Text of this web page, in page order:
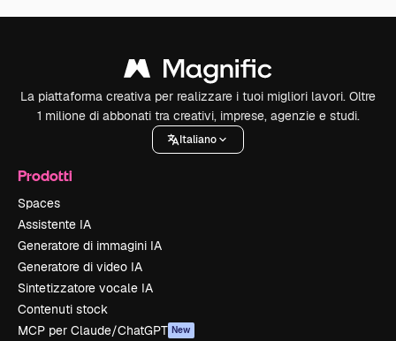
La piattaforma creativa per realizzare i tuoi migliori lavori. Oltre
1 milione di abbonati tra creativi, imprese, agenzie e studi.
Italiano
Prodotti
Spaces
Assistente IA
Generatore di immagini IA
Generatore di video IA
Sintetizzatore vocale IA
Contenuti stock
MCP per Claude/ChatGPT New